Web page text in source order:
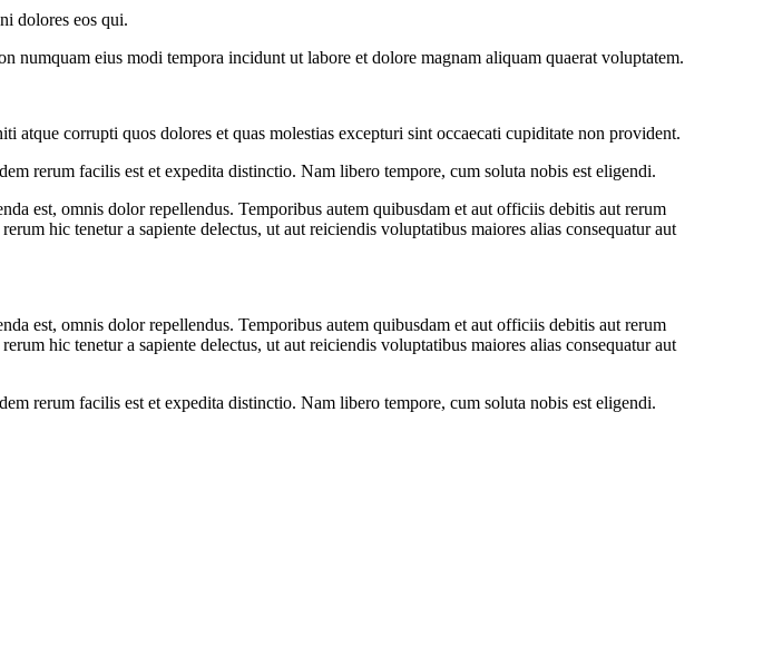
dolores eos qui.
eius modi tempora incidunt ut labore et dolore magnam aliquam quaerat voluptatem.
corrupti quos dolores et quas molestias excepturi sint occaecati cupiditate non provident.
rerum facilis est et expedita distinctio. Nam libero tempore, cum soluta nobis est eligendi.
est, omnis dolor repellendus. Temporibus autem quibusdam et aut officiis debitis aut rerum
hic tenetur a sapiente delectus, ut aut reiciendis voluptatibus maiores alias consequatur aut
est, omnis dolor repellendus. Temporibus autem quibusdam et aut officiis debitis aut rerum
hic tenetur a sapiente delectus, ut aut reiciendis voluptatibus maiores alias consequatur aut
rerum facilis est et expedita distinctio. Nam libero tempore, cum soluta nobis est eligendi.